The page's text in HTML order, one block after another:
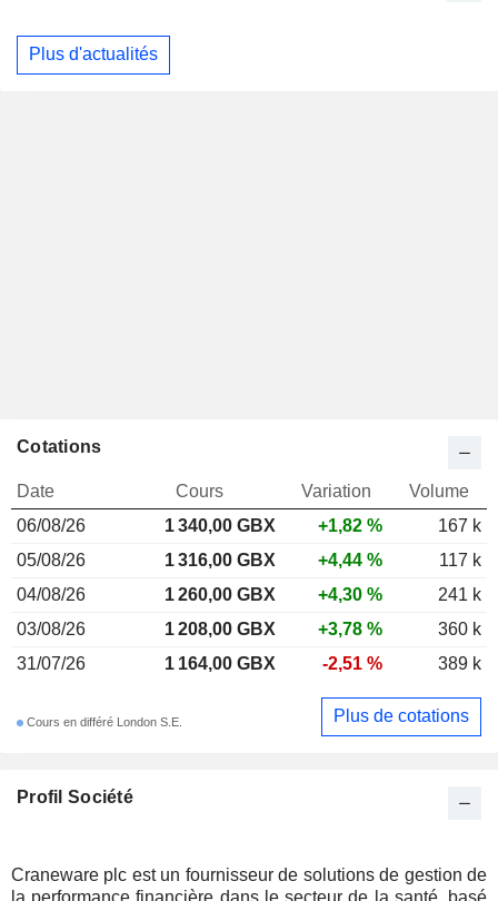
Plus d'actualités
Profil Société
Craneware plc est un fournisseur de solutions de gestion de
la performance financière dans le secteur de la santé, basé
Cotations
Date Cours Variation
Volume
06/08/26
1 340,00 GBX +1,82 %
167 k
05/08/26
1 316,00 GBX +4,44 %
117 k
04/08/26
1 260,00 GBX +4,30 %
241 k
03/08/26
1 208,00 GBX +3,78 %
360 k
31/07/26
1 164,00 GBX -2,51 % 389 k
Cours en différé London S.E. Plus de cotations